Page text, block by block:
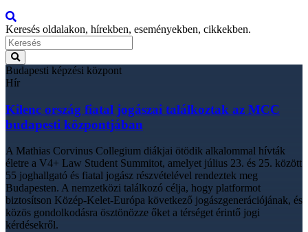
Keresés oldalakon, hírekben, eseményekben, cikkekben.
Budapesti képzési központ
Hír
Kilenc ország fiatal jogászai találkoztak az MCC
budapesti központjában
A Mathias Corvinus Collegium diákjai ötödik alkalommal hívták
életre a V4+ Law Student Summitot, amelyet július 23. és 25. között
55 joghallgató és fiatal jogász részvételével rendeztek meg
Budapesten. A nemzetközi találkozó célja, hogy platformot
biztosítson Közép-Kelet-Európa következő jogászgenerációjának, és
közös gondolkodásra ösztönözze őket a térséget érintő jogi
kérdésekről.